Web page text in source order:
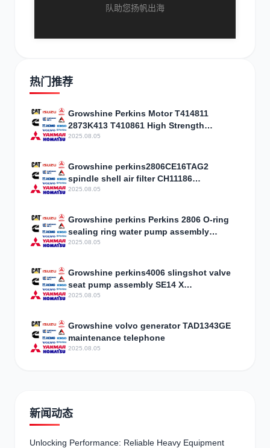
队助您扬帆出海
热门推荐
Growshine Perkins Motor T414811
2873K413 T410861 High Strength
Discount
2025.08.05
Growshine perkins2806CE16TAG2
spindle shell air filter CH11186
specifications price
2025.08.05
Growshine perkins Perkins 2806 O-ring
sealing ring water pump assembly
CH10724 specifications Price
2025.08.05
Growshine perkins4006 slingshot valve
seat pump assembly SE14 X
specifications price
2025.08.05
Growshine volvo generator TAD1343GE
maintenance telephone
2025.08.05
新闻动态
Unlocking Performance: Reliable Heavy Equipment